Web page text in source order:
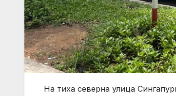
На тиха северна улица